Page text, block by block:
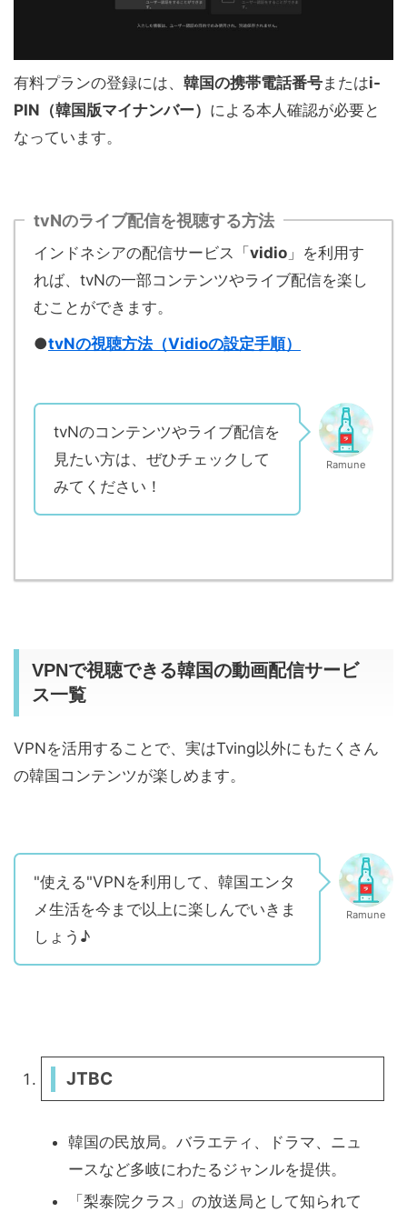
有料プランの登録には、 韓国の携帯電話番号またはi-
PIN（韓国版マイナンバー） による本人確認が必要と
なっています。
tvNのライブ配信を視聴する方法
インドネシアの配信サービス「 vidio 」を利用す
れば、tvNの一部コンテンツやライブ配信を楽し
むことができます。
●tvNの視聴方法（Vidioの設定手順）
tvNのコンテンツやライブ配信を
見たい方は、ぜひチェックして
みてください！
Ramune
VPNで視聴できる韓国の動画配信サービ
ス一覧
VPNを活用することで、実はTving以外にもたくさん
の韓国コンテンツが楽しめます。
"使える"VPNを利用して、韓国エンタ
メ生活を今まで以上に楽しんでいきま
しょう♪
Ramune
JTBC
韓国の民放局。バラエティ、ドラマ、ニュ
ースなど多岐にわたるジャンルを提供。
「梨泰院クラス」の放送局として知られて